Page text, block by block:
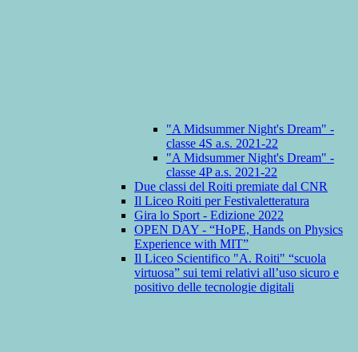
"A Midsummer Night's Dream" -
classe 4S a.s. 2021-22
"A Midsummer Night's Dream" -
classe 4P a.s. 2021-22
Due classi del Roiti premiate dal CNR
Il Liceo Roiti per Festivaletteratura
Gira lo Sport - Edizione 2022
OPEN DAY - “HoPE, Hands on Physics
Experience with MIT”
Il Liceo Scientifico "A. Roiti" “scuola
virtuosa” sui temi relativi all’uso sicuro e
positivo delle tecnologie digitali